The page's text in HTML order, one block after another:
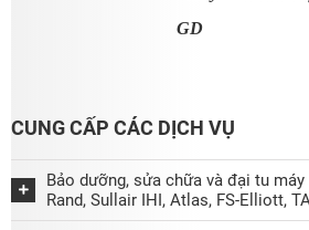
GD
CUNG CẤP CÁC DỊCH VỤ
Bảo dưỡng, sửa chữa và đại tu máy
Rand, Sullair IHI, Atlas, FS-Elliott,